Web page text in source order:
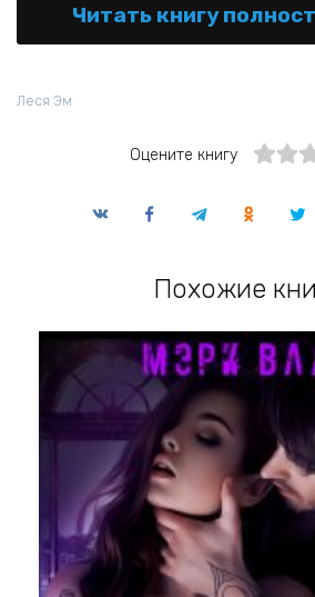
Читать книгу
Леся Эм
Оцените книгу
Похожие